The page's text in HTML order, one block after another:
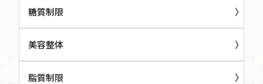
糖質制限
美容整体
脂質制限